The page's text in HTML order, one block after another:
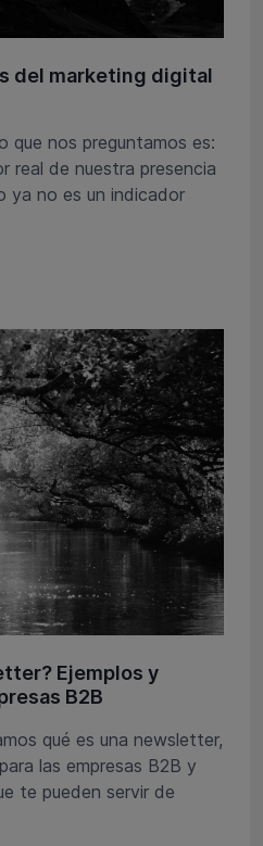
del marketing digital
que nos preguntamos es:
real de nuestra presencia
ya no es un indicador
Ejemplos y
B2B
qué es una newsletter,
las empresas B2B y
te pueden servir de